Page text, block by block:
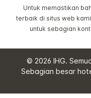
Untuk memastikan
terbaik di situs web
untuk sebagian
© 2026 IHG.
Sebagian besar
Select